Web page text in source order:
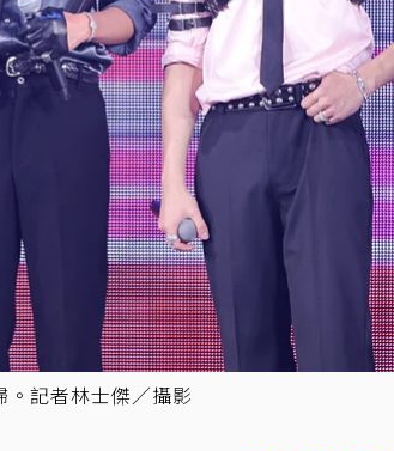
記者林士傑／攝影